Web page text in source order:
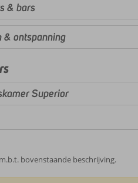
& bars
ontspanning
Superior
bovenstaande beschrijving.